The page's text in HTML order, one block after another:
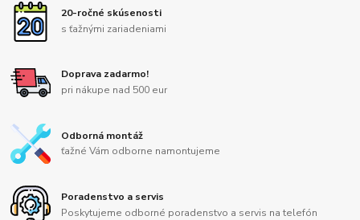
20-ročné skúsenosti
s ťažnými zariadeniami
Doprava zadarmo!
pri nákupe nad 500 eur
Odborná montáž
ťažné Vám odborne namontujeme
Poradenstvo a servis
Poskytujeme odborné poradenstvo a servis na telefón